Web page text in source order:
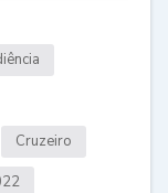
Cruzeiro